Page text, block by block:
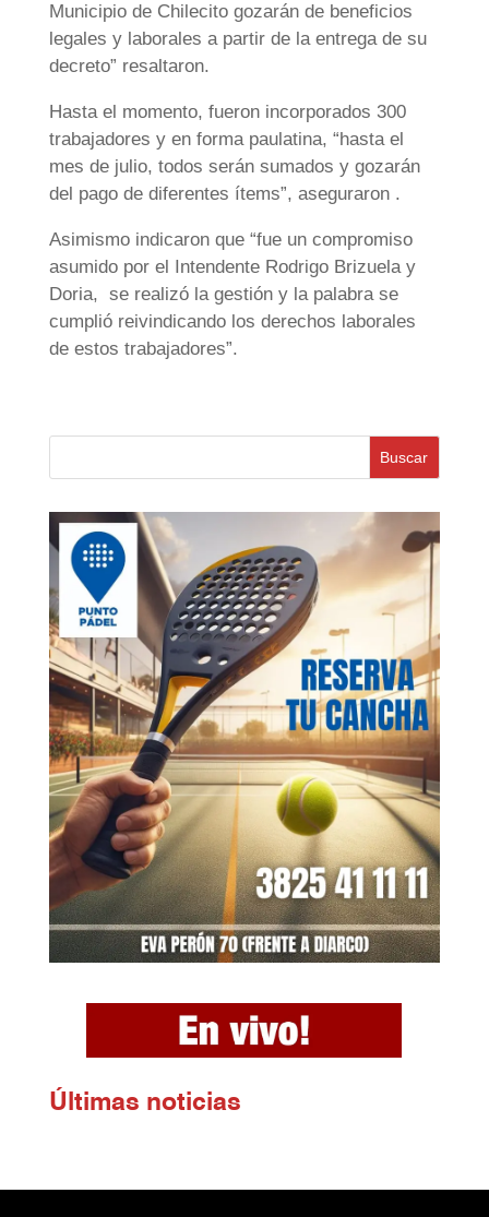
Municipio de Chilecito gozarán de beneficios
legales y laborales a partir de la entrega de su
decreto” resaltaron.
Hasta el momento, fueron incorporados 300
trabajadores y en forma paulatina, “hasta el
mes de julio, todos serán sumados y gozarán
del pago de diferentes ítems”, aseguraron .
Asimismo indicaron que “fue un compromiso
asumido por el Intendente Rodrigo Brizuela y
Doria, se realizó la gestión y la palabra se
cumplió reivindicando los derechos laborales
de estos trabajadores”.
Buscar
Ú ltimas noticias